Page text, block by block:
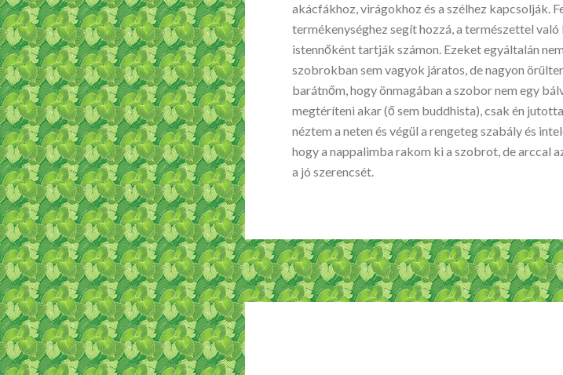
akácfákhoz, virágokhoz és a szélhez kapcsolják.
termékenységhez segít hozzá, a természettel
istennőként tartják számon. Ezeket egyáltalán
szobrokban sem vagyok járatos, de nagyon
barátnőm, hogy önmagában a szobor nem egy
megtéríteni akar (ő sem buddhista), csak én
néztem a neten és végül a rengeteg szabály és
hogy a nappalimba rakom ki a szobrot, de arccal
a jó szerencsét.